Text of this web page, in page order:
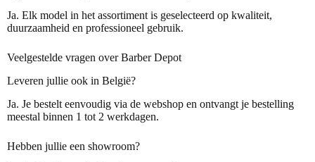
Ja. Elk model in het assortiment is geselecteerd op kwaliteit,
duurzaamheid en professioneel gebruik.
Veelgestelde vragen over Barber Depot
Leveren jullie ook in België?
Ja. Je bestelt eenvoudig via de webshop en ontvangt je bestelling
meestal binnen 1 tot 2 werkdagen.
Hebben jullie een showroom?